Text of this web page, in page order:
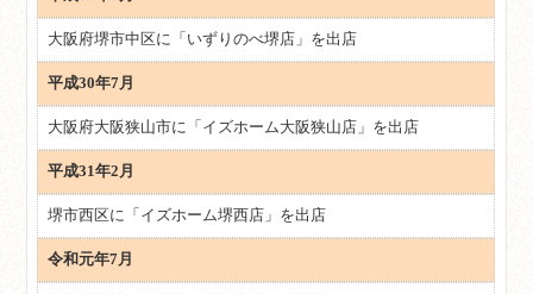
大阪府堺市中区に「いずりのべ堺店」を出店
平成30年7月
大阪府大阪狭山市に「イズホーム大阪狭山店」を出店
平成31年2月
堺市西区に「イズホーム堺西店」を出店
令和元年7月